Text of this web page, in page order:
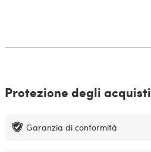
Protezione degli acquisti
Garanzia di conformità